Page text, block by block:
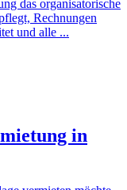
das organisatorische
Rechnungen
und alle ...
in